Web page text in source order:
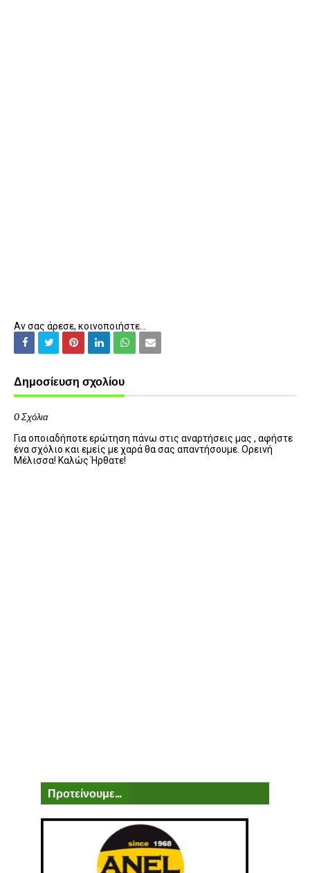
Αν σας άρεσε, κοινοποιήστε...
Δημοσίευση σχολίου
0 Σχόλια
Για οποιαδήποτε ερώτηση πάνω στις αναρτήσεις μας , αφήστε
ένα σχόλιο και εμείς με χαρά θα σας απαντήσουμε. Ορεινή
Μέλισσα! Καλώς Ήρθατε!
Προτείνουμε...